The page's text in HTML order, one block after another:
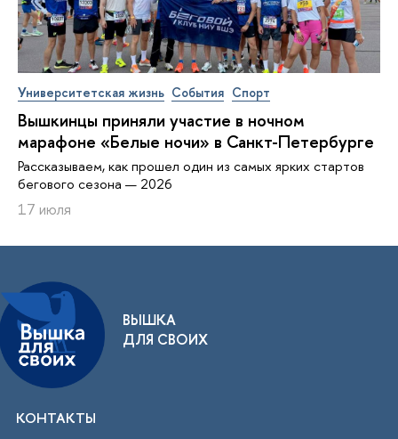
Университетская жизнь События Спорт
Вышкинцы приняли участие в ночном
марафоне «Белые ночи» в Санкт-Петербурге
Рассказываем, как прошел один из самых ярких стартов
бегового сезона — 2026
17 июля
ВЫШКА
ДЛЯ СВОИХ
КОНТАКТЫ